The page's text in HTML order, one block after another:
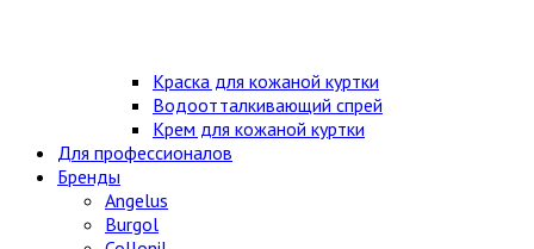
Краска для кожаной куртки
Водоотталкивающий спрей
Крем для кожаной куртки
Для профессионалов
Бренды
Angelus
Burgol